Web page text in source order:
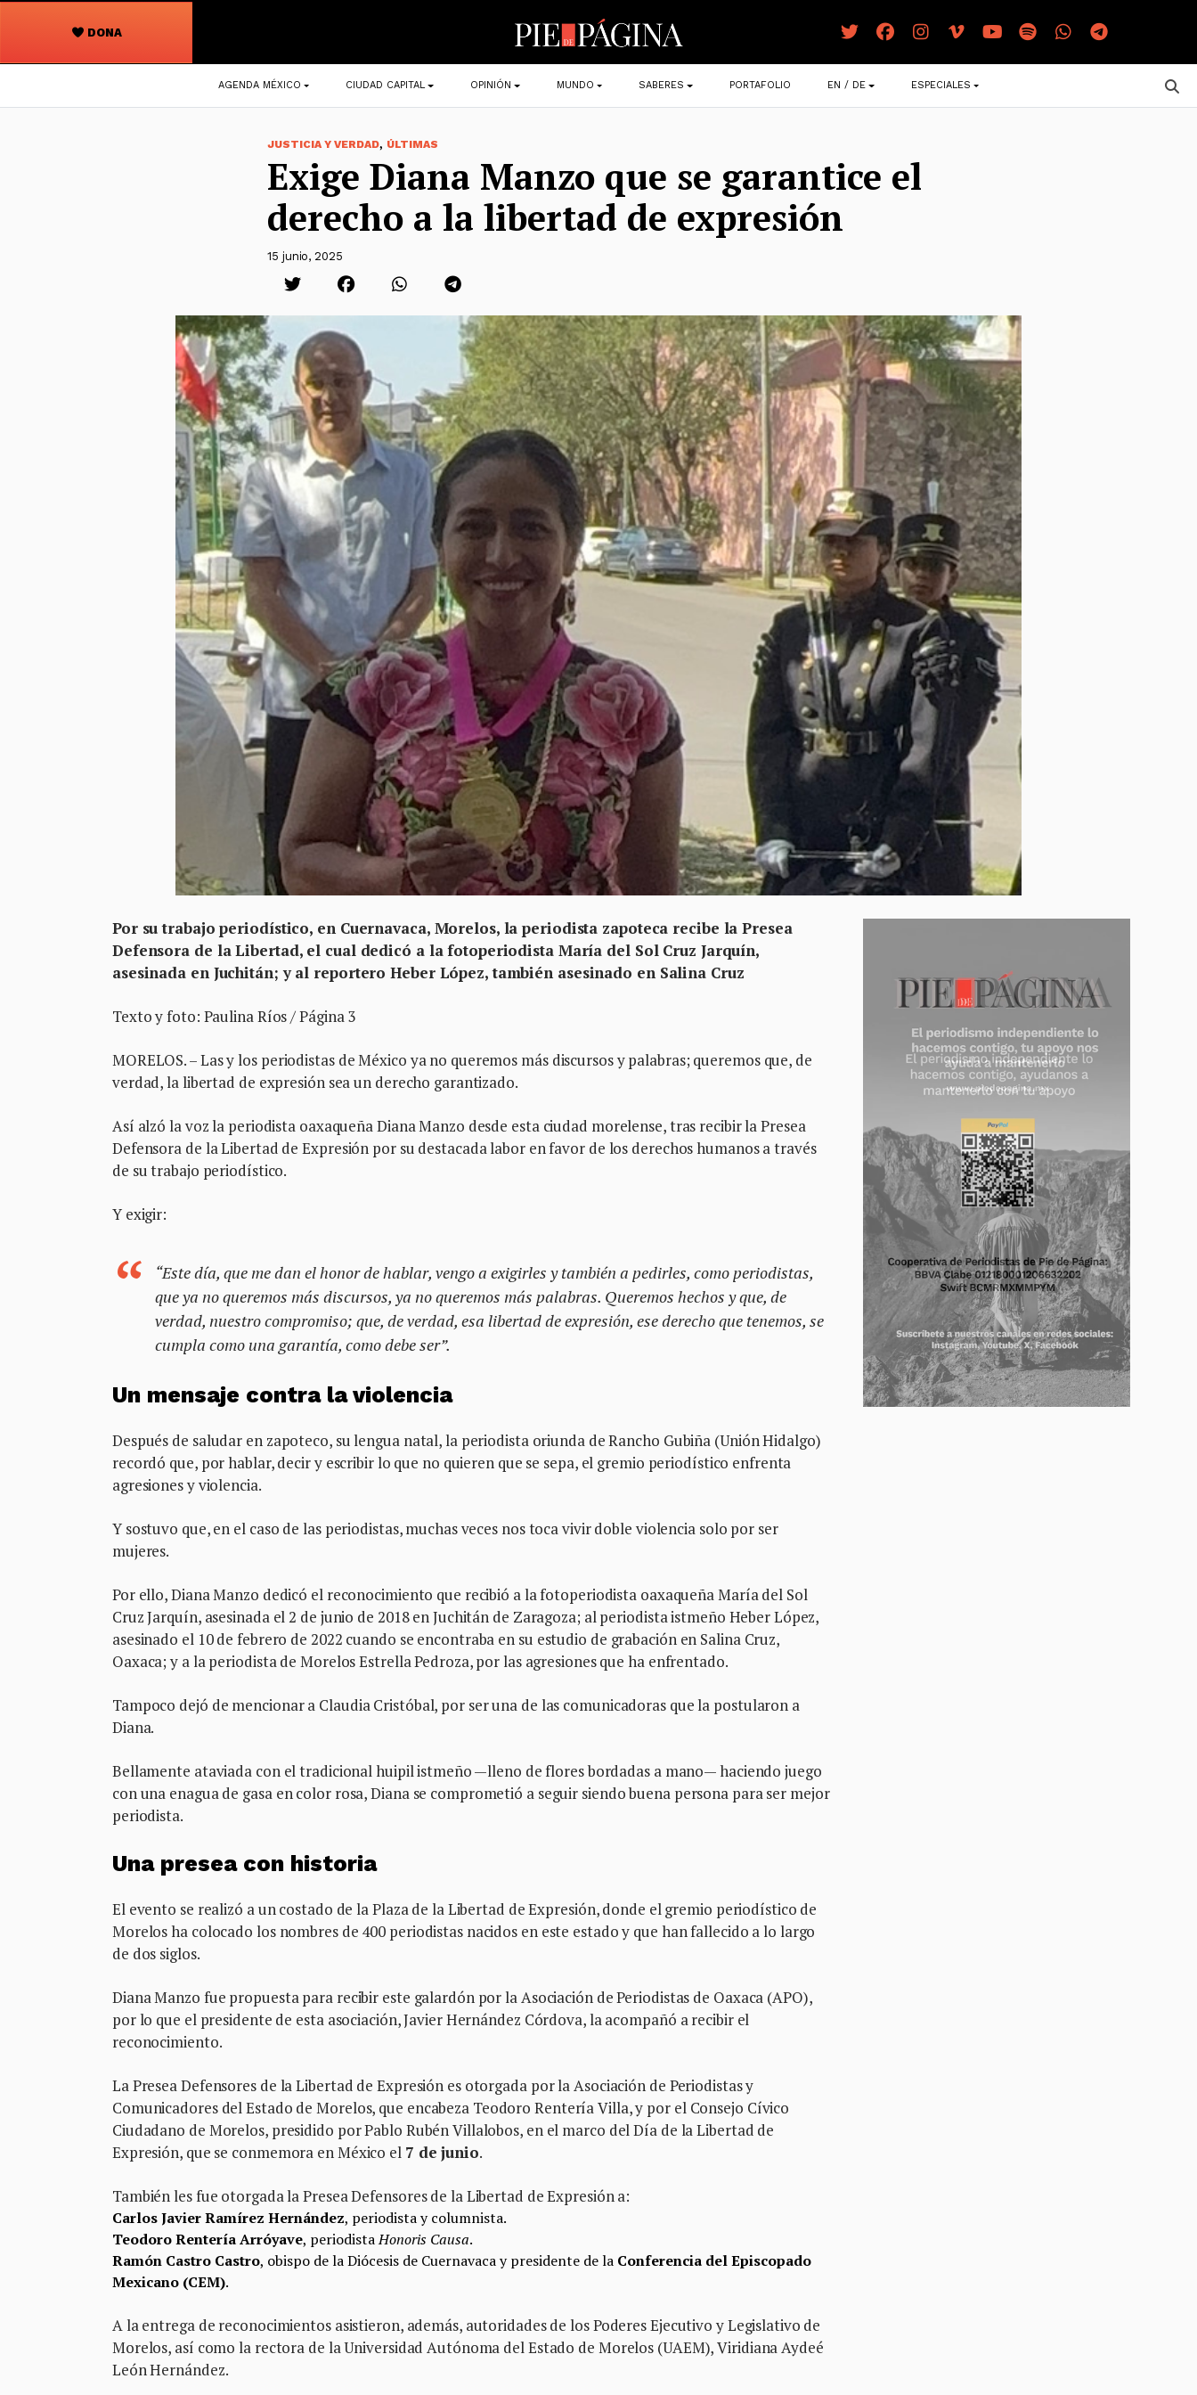
DONA
Navegación
principal
AGENDA MÉXICO CIUDAD CAPITAL OPINIÓN MUNDO SABERES PORTAFOLIO EN / DE ESPECIALES
JUSTICIA Y VERDAD, ÚLTIMAS
Exige Diana Manzo que se garantice el
derecho a la libertad de expresión
15 junio, 2025
Por su trabajo periodístico, en Cuernavaca, Morelos, la periodista zapoteca recibe la Presea
Defensora de la Libertad, el cual dedicó a la fotoperiodista María del Sol Cruz Jarquín,
asesinada en Juchitán; y al reportero Heber López, también asesinado en Salina Cruz
Texto y foto: Paulina Ríos / Página 3
MORELOS. – Las y los periodistas de México ya no queremos más discursos y palabras; queremos que, de
verdad, la libertad de expresión sea un derecho garantizado.
Así alzó la voz la periodista oaxaqueña Diana Manzo desde esta ciudad morelense, tras recibir la Presea
Defensora de la Libertad de Expresión por su destacada labor en favor de los derechos humanos a través
de su trabajo periodístico.
Y exigir:
“Este día, que me dan el honor de hablar, vengo a exigirles y también a pedirles, como periodistas,
que ya no queremos más discursos, ya no queremos más palabras. Queremos hechos y que, de
verdad, nuestro compromiso; que, de verdad, esa libertad de expresión, ese derecho que tenemos, se
cumpla como una garantía, como debe ser”.
Un mensaje contra la violencia
Después de saludar en zapoteco, su lengua natal, la periodista oriunda de Rancho Gubiña (Unión Hidalgo)
recordó que, por hablar, decir y escribir lo que no quieren que se sepa, el gremio periodístico enfrenta
agresiones y violencia.
Y sostuvo que, en el caso de las periodistas, muchas veces nos toca vivir doble violencia solo por ser
mujeres.
Por ello, Diana Manzo dedicó el reconocimiento que recibió a la fotoperiodista oaxaqueña María del Sol
Cruz Jarquín, asesinada el 2 de junio de 2018 en Juchitán de Zaragoza; al periodista istmeño Heber López,
asesinado el 10 de febrero de 2022 cuando se encontraba en su estudio de grabación en Salina Cruz,
Oaxaca; y a la periodista de Morelos Estrella Pedroza, por las agresiones que ha enfrentado.
Tampoco dejó de mencionar a Claudia Cristóbal, por ser una de las comunicadoras que la postularon a
Diana.
Bellamente ataviada con el tradicional huipil istmeño —lleno de flores bordadas a mano— haciendo juego
con una enagua de gasa en color rosa, Diana se comprometió a seguir siendo buena persona para ser mejor
periodista.
Una presea con historia
El evento se realizó a un costado de la Plaza de la Libertad de Expresión, donde el gremio periodístico de
Morelos ha colocado los nombres de 400 periodistas nacidos en este estado y que han fallecido a lo largo
de dos siglos.
Diana Manzo fue propuesta para recibir este galardón por la Asociación de Periodistas de Oaxaca (APO),
por lo que el presidente de esta asociación, Javier Hernández Córdova, la acompañó a recibir el
reconocimiento.
La Presea Defensores de la Libertad de Expresión es otorgada por la Asociación de Periodistas y
Comunicadores del Estado de Morelos, que encabeza Teodoro Rentería Villa, y por el Consejo Cívico
Ciudadano de Morelos, presidido por Pablo Rubén Villalobos, en el marco del Día de la Libertad de
Expresión, que se conmemora en México el 7 de junio.
También les fue otorgada la Presea Defensores de la Libertad de Expresión a:
Carlos Javier Ramírez Hernández, periodista y columnista.
Teodoro Rentería Arróyave, periodistaHonoris Causa.
Ramón Castro Castro, obispo de la Diócesis de Cuernavaca y presidente de la Conferencia del Episcopado
Mexicano (CEM).
A la entrega de reconocimientos asistieron, además, autoridades de los Poderes Ejecutivo y Legislativo de
Morelos, así como la rectora de la Universidad Autónoma del Estado de Morelos (UAEM), Viridiana Aydeé
León Hernández.